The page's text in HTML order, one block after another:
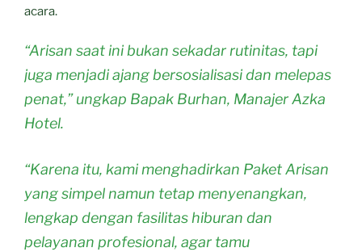
acara.
“Arisan saat ini bukan sekadar rutinitas, tapi
juga menjadi ajang bersosialisasi dan melepas
penat,” ungkap Bapak Burhan, Manajer Azka
Hotel.
“Karena itu, kami menghadirkan Paket Arisan
yang simpel namun tetap menyenangkan,
lengkap dengan fasilitas hiburan dan
pelayanan profesional, agar tamu